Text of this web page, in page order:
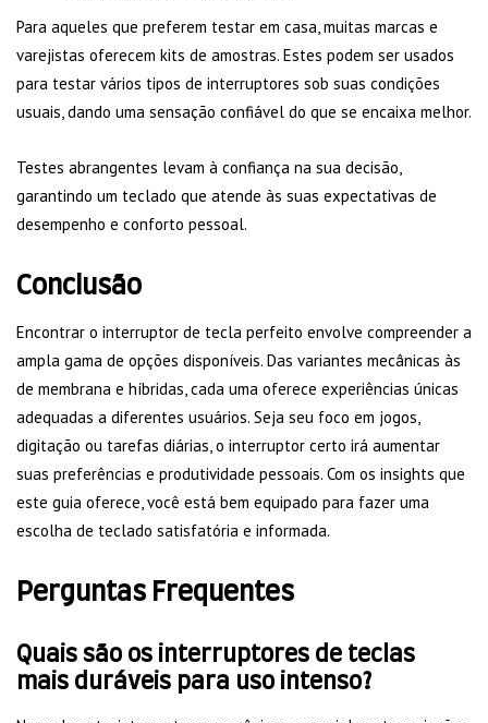
Para aqueles que preferem testar em casa, muitas marcas e
varejistas oferecem kits de amostras. Estes podem ser usados
para testar vários tipos de interruptores sob suas condições
usuais, dando uma sensação confiável do que se encaixa melhor.
Testes abrangentes levam à confiança na sua decisão,
garantindo um teclado que atende às suas expectativas de
desempenho e conforto pessoal.
Conclusão
Encontrar o interruptor de tecla perfeito envolve compreender a
ampla gama de opções disponíveis. Das variantes mecânicas às
de membrana e híbridas, cada uma oferece experiências únicas
adequadas a diferentes usuários. Seja seu foco em jogos,
digitação ou tarefas diárias, o interruptor certo irá aumentar
suas preferências e produtividade pessoais. Com os insights que
este guia oferece, você está bem equipado para fazer uma
escolha de teclado satisfatória e informada.
Perguntas Frequentes
Quais são os interruptores de teclas
mais duráveis para uso intenso?